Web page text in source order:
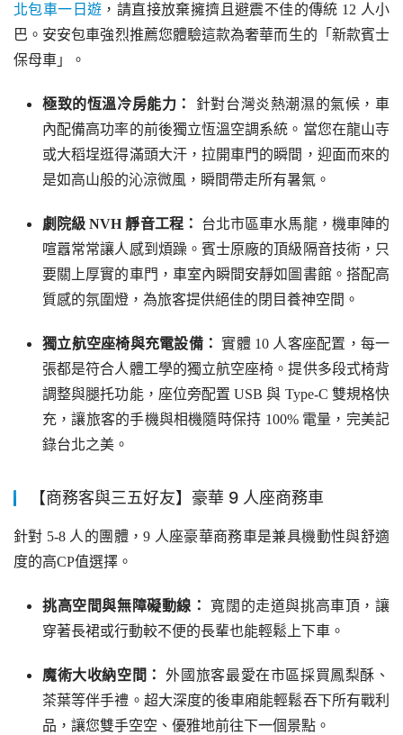
北包車一日遊 ，請直接放棄擁擠且避震不佳的傳統 12 人小
巴。安安包車強烈推薦您體驗這款為奢華而生的「新款賓士
保母車」。
極致的恆溫冷房能力：
針對台灣炎熱潮濕的氣候，車
內配備高功率的前後獨立恆溫空調系統。當您在龍山寺
或大稻埕逛得滿頭大汗，拉開車門的瞬間，迎面而來的
是如高山般的沁涼微風，瞬間帶走所有暑氣。
劇院級 NVH 靜音工程：
台北市區車水馬龍，機車陣的
喧囂常常讓人感到煩躁。賓士原廠的頂級隔音技術，只
要關上厚實的車門，車室內瞬間安靜如圖書館。搭配高
質感的氛圍燈，為旅客提供絕佳的閉目養神空間。
獨立航空座椅與充電設備： 實體 10 人客座配置，每一
張都是符合人體工學的獨立航空座椅。提供多段式椅背
調整與腿托功能，座位旁配置 USB 與 Type-C 雙規格快
充，讓旅客的手機與相機隨時保持 100% 電量，完美記
錄台北之美。
【商務客與三五好友】豪華 9 人座商務車
針對 5-8 人的團體，9 人座豪華商務車是兼具機動性與舒適
度的高CP值選擇。
挑高空間與無障礙動線：
寬闊的走道與挑高車頂，讓
穿著長裙或行動較不便的長輩也能輕鬆上下車。
魔術大收納空間：
外國旅客最愛在市區採買鳳梨酥、
茶葉等伴手禮。超大深度的後車廂能輕鬆吞下所有戰利
品，讓您雙手空空、優雅地前往下一個景點。